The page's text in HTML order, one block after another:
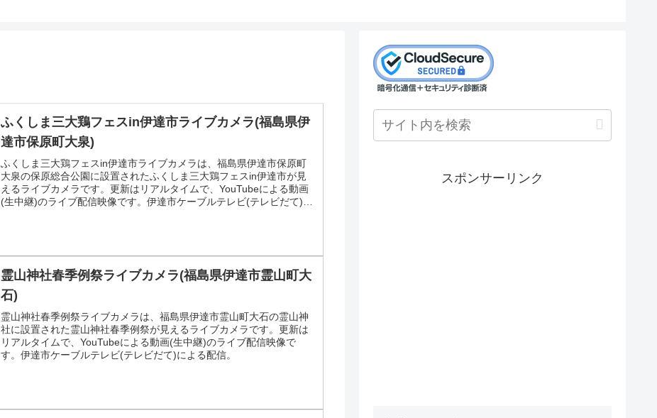
ふくしま三大鶏フェスin伊達市ライブカメラ(福島県伊
達市保原町大泉)
ふくしま三大鶏フェスin伊達市ライブカメラは、福島県伊達市保原町
大泉の保原総合公園に設置されたふくしま三大鶏フェスin伊達市が見
えるライブカメラです。更新はリアルタイムで、YouTubeによる動画
(生中継)のライブ配信映像です。伊達市ケーブルテレビ(テレビだて)に
霊山神社春季例祭ライブカメラ(福島県伊達市霊山町大
石)
霊山神社春季例祭ライブカメラは、福島県伊達市霊山町大石の霊山神
社に設置された霊山神社春季例祭が見えるライブカメラです。更新は
リアルタイムで、YouTubeによる動画(生中継)のライブ配信映像で
す。伊達市ケーブルテレビ(テレビだて)による配信。
スポンサーリンク